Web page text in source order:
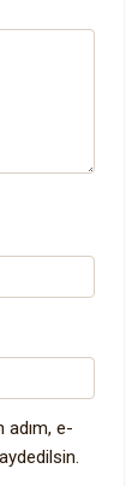
adım, e-